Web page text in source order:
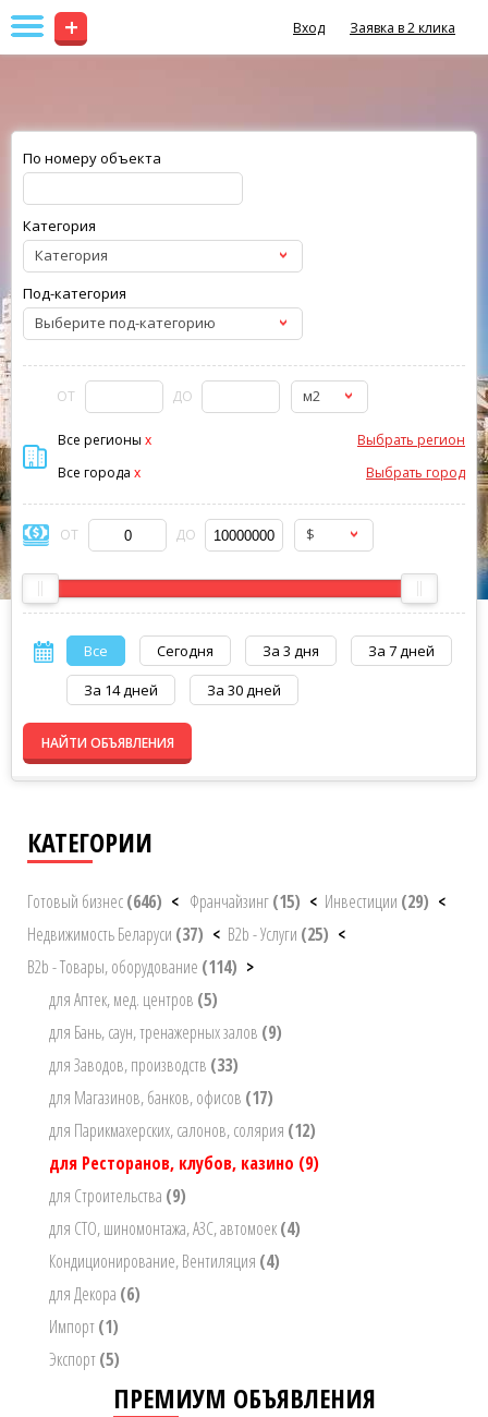
+ Вход Заявка в 2 клика
Категория
Категория
Под-категория
Выберите под-категорию
По номеру объекта
ОТ ДО м2
Все регионы Выбрать регион
x
Все города
Выбрать город
x
ОТ ДО $
Все Сегодня За 3 дня
За 7 дней
За 14 дней
За 30 дней
НАЙТИ ОБЪЯВЛЕНИЯ
КАТЕГОРИИ
Готовый бизнес(646) < Франчайзинг(15) < Инвестиции (29) <
Недвижимость Беларуси (37) < B2b - Услуги (25) <
B2b - Товары, оборудование (114) >
для Аптек, мед. центров (5)
для Бань, саун, тренажерных залов (9)
для Заводов, производств (33)
для Магазинов, банков, офисов (17)
для Парикмахерских, салонов, солярия (12)
для Ресторанов, клубов, казино (9)
для Строительства (9)
для СТО, шиномонтажа, АЗС, автомоек(4)
Кондиционирование, Вентиляция (4)
для Декора (6)
Импорт(1)
Экспорт(5)
ПРЕМИУМ ОБЪЯВЛЕНИЯ